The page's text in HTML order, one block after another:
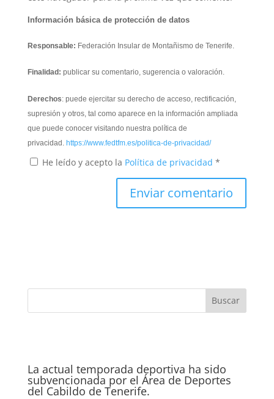
Información básica de protección de datos
Responsable: Federación Insular de Montañismo de Tenerife.
Finalidad: publicar su comentario, sugerencia o valoración.
Derechos: puede ejercitar su derecho de acceso, rectificación,
supresión y otros, tal como aparece en la información ampliada
que puede conocer visitando nuestra política de
privacidad. https://www.fedtfm.es/politica-de-privacidad/
He leído y acepto la Política de privacidad *
La actual temporada deportiva ha sido
subvencionada por el Área de Deportes
del Cabildo de Tenerife.